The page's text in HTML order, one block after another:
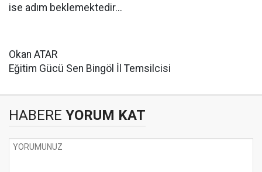
ise adım beklemektedir...
Okan ATAR
Eğitim Gücü Sen Bingöl İl Temsilcisi
HABERE YORUM KAT